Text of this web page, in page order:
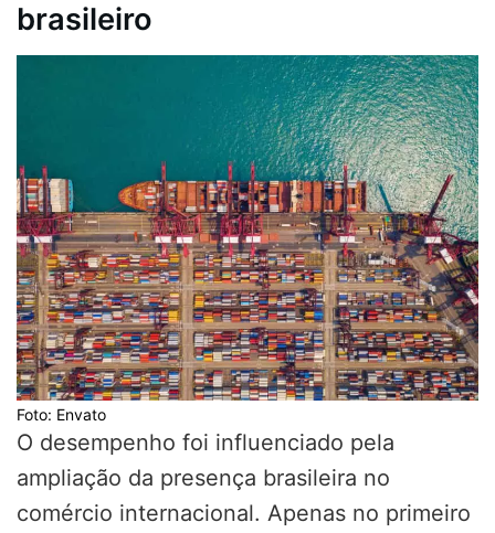
brasileiro
Foto: Envato
O desempenho foi influenciado pela
ampliação da presença brasileira no
comércio internacional. Apenas no primeiro